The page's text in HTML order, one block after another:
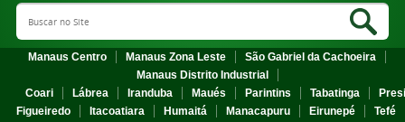
Search Site
Manaus Centro Manaus Zona Leste
São Gabriel da Cachoeira
Manaus Distrito Industrial
Coari
Lábrea Iranduba Maués Parintins Tabatinga
Figueiredo
Itacoatiara Humaitá Manacapuru Eirunepé
Tefé